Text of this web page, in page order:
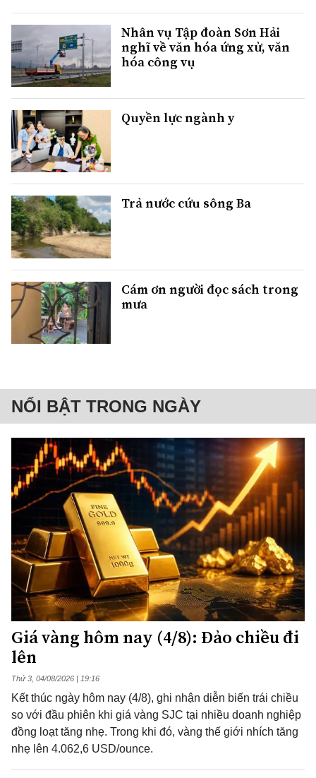
Nhân vụ Tập đoàn Sơn Hải
nghĩ về văn hóa ứng xử, văn
hóa công vụ
Quyền lực ngành y
Trả nước cứu sông Ba
Cám ơn người đọc sách trong
mưa
NỔI BẬT TRONG NGÀY
Giá vàng hôm nay (4/8): Đảo chiều đi
lên
Thứ 3, 04/08/2026 | 19:16
Kết thúc ngày hôm nay (4/8), ghi nhận diễn biến trái chiều
so với đầu phiên khi giá vàng SJC tại nhiều doanh nghiệp
đồng loạt tăng nhẹ. Trong khi đó, vàng thế giới nhích tăng
nhẹ lên 4.062,6 USD/ounce.